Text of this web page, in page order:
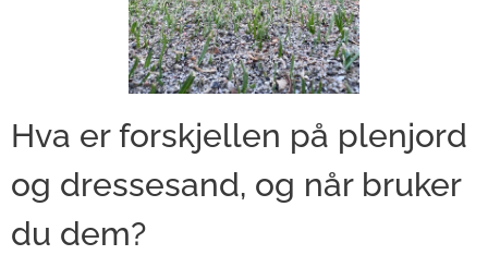
Hva er forskjellen på plenjord
og dressesand, og når bruker
du dem?